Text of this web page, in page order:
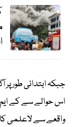
جبکہ ابتدائی طور
اس حوالے سے کے ایم
واقعے سے لاعلمی کا